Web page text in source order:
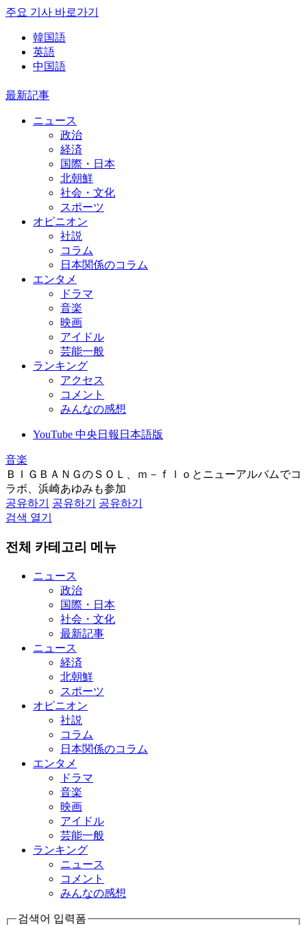
주요 기사 바로가기
韓国語
英語
中国語
最新記事
ニュース
政治
経済
国際・日本
北朝鮮
社会・文化
スポーツ
オピニオン
社説
コラム
日本関係のコラム
エンタメ
ドラマ
音楽
映画
アイドル
芸能一般
ランキング
アクセス
コメント
みんなの感想
YouTube 中央日報日本語版
音楽
ＢＩＧＢＡＮＧのＳＯＬ、ｍ－ｆｌｏとニューアルバムでコ
ラボ、浜崎あゆみも参加
공유하기
공유하기
공유하기
검색 열기
전체 카테고리 메뉴
ニュース
政治
国際・日本
社会・文化
最新記事
ニュース
経済
北朝鮮
スポーツ
オピニオン
社説
コラム
日本関係のコラム
エンタメ
ドラマ
音楽
映画
アイドル
芸能一般
ランキング
ニュース
コメント
みんなの感想
검색어 입력폼